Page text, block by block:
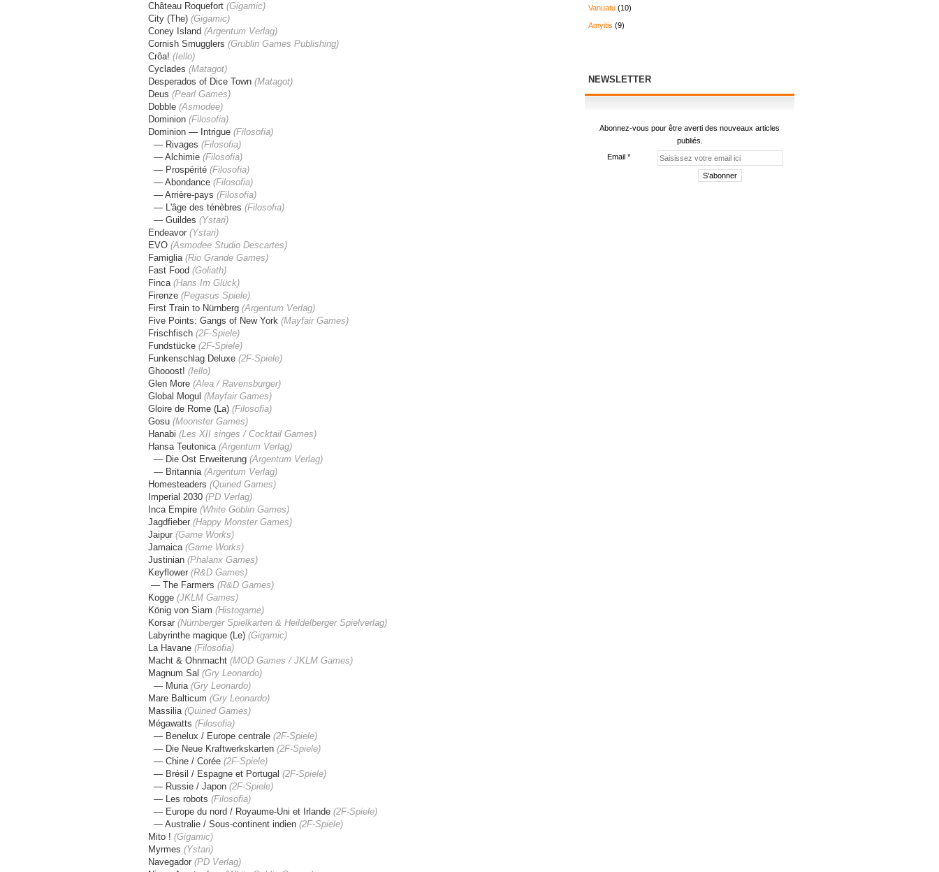
Château Roquefort (Gigamic)
City (The) (Gigamic)
Coney Island (Argentum Verlag)
Cornish Smugglers (Grublin Games Publishing)
Crôa! (Iello)
Cyclades (Matagot)
Desperados of Dice Town (Matagot)
Deus (Pearl Games)
Dobble (Asmodee)
Dominion (Filosofia)
Dominion — Intrigue (Filosofia)
— Rivages (Filosofia)
— Alchimie (Filosofia)
— Prospérité (Filosofia)
— Abondance (Filosofia)
— Arrière-pays (Filosofia)
— L'âge des ténèbres (Filosofia)
— Guildes (Ystari)
Endeavor (Ystari)
EVO (Asmodee Studio Descartes)
Famiglia (Rio Grande Games)
Fast Food (Goliath)
Finca (Hans Im Glück)
Firenze (Pegasus Spiele)
First Train to Nürnberg (Argentum Verlag)
Five Points: Gangs of New York (Mayfair Games)
Frischfisch (2F-Spiele)
Fundstücke (2F-Spiele)
Funkenschlag Deluxe (2F-Spiele)
Ghooost! (Iello)
Glen More (Alea / Ravensburger)
Global Mogul (Mayfair Games)
Gloire de Rome (La) (Filosofia)
Gosu (Moonster Games)
Hanabi (Les XII singes / Cocktail Games)
Hansa Teutonica (Argentum Verlag)
— Die Ost Erweiterung (Argentum Verlag)
— Britannia (Argentum Verlag)
Homesteaders (Quined Games)
Imperial 2030 (PD Verlag)
Inca Empire (White Goblin Games)
Jagdfieber (Happy Monster Games)
Jaipur (Game Works)
Jamaica (Game Works)
Justinian (Phalanx Games)
Keyflower (R&D Games)
— The Farmers (R&D Games)
Kogge (JKLM Games)
König von Siam (Histogame)
Korsar (Nürnberger Spielkarten & Heildelberger Spielverlag)
Labyrinthe magique (Le) (Gigamic)
La Havane (Filosofia)
Macht & Ohnmacht (MOD Games / JKLM Games)
Magnum Sal (Gry Leonardo)
— Muria (Gry Leonardo)
Mare Balticum (Gry Leonardo)
Massilia (Quined Games)
Mégawatts (Filosofia)
— Benelux / Europe centrale (2F-Spiele)
— Die Neue Kraftwerkskarten (2F-Spiele)
— Chine / Corée (2F-Spiele)
— Brésil / Espagne et Portugal (2F-Spiele)
— Russie / Japon (2F-Spiele)
— Les robots (Filosofia)
— Europe du nord / Royaume-Uni et Irlande (2F-Spiele)
— Australie / Sous-continent indien (2F-Spiele)
Mito ! (Gigamic)
Myrmes (Ystari)
Navegador (PD Verlag)
Vanuatu (10)
Amyitis (9)
NEWSLETTER
Abonnez-vous pour être averti des nouveaux articles
publiés.
Email